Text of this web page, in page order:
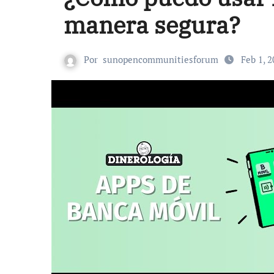
manera segura?
Por sunopencommunitiesforum Feb 1,